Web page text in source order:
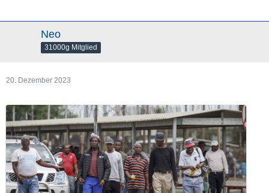
Neo
31000g Mitglied
20. Dezember 2023